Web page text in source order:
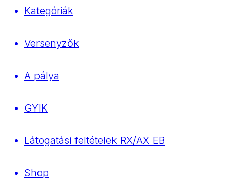
Kategóriák
Versenyzők
A pálya
GYIK
Látogatási feltételek RX/AX EB
Shop